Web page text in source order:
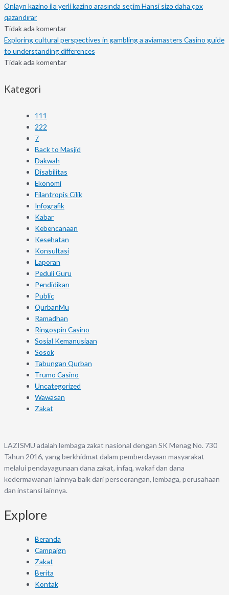
Onlayn kazino ilə yerli kazino arasında seçim Hansi sizə daha çox
qazandırar
Tidak ada komentar
Exploring cultural perspectives in gambling a aviamasters Casino guide
to understanding differences
Tidak ada komentar
Kategori
111
222
7
Back to Masjid
Dakwah
Disabilitas
Ekonomi
Filantropis Cilik
Infografik
Kabar
Kebencanaan
Kesehatan
Konsultasi
Laporan
Peduli Guru
Pendidikan
Public
QurbanMu
Ramadhan
Ringospin Casino
Sosial Kemanusiaan
Sosok
Tabungan Qurban
Trumo Casino
Uncategorized
Wawasan
Zakat
LAZISMU adalah lembaga zakat nasional dengan SK Menag No. 730
Tahun 2016, yang berkhidmat dalam pemberdayaan masyarakat
melalui pendayagunaan dana zakat, infaq, wakaf dan dana
kedermawanan lainnya baik dari perseorangan, lembaga, perusahaan
dan instansi lainnya.
Explore
Beranda
Campaign
Zakat
Berita
Kontak